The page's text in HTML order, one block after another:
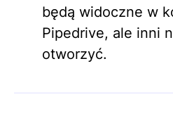
będą widoczne w
Pipedrive, ale inni
otworzyć.